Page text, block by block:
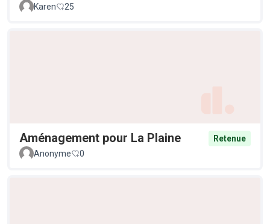
Karen 25
Aménagement pour La Plaine
Retenue
Anonyme
0